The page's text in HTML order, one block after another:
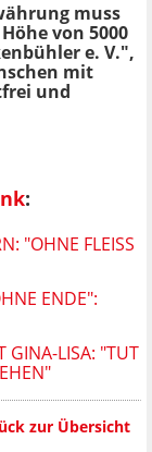
muss
von 5000
e. V.",
mit
und
:
"OHNE FLEISS K
ENDE":
GINA-LISA: "TUT
zur Übersicht